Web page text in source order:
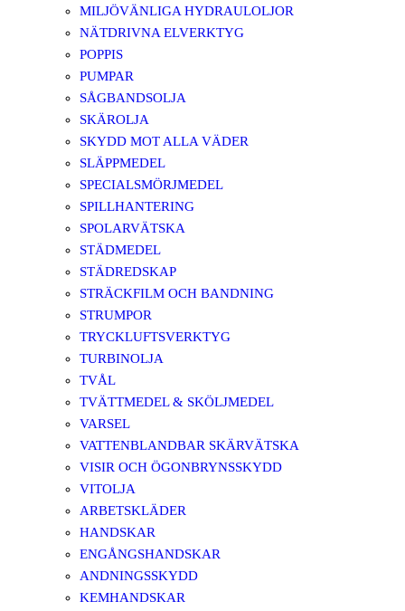
MILJÖVÄNLIGA HYDRAULOLJOR
NÄTDRIVNA ELVERKTYG
POPPIS
PUMPAR
SÅGBANDSOLJA
SKÄROLJA
SKYDD MOT ALLA VÄDER
SLÄPPMEDEL
SPECIALSMÖRJMEDEL
SPILLHANTERING
SPOLARVÄTSKA
STÄDMEDEL
STÄDREDSKAP
STRÄCKFILM OCH BANDNING
STRUMPOR
TRYCKLUFTSVERKTYG
TURBINOLJA
TVÅL
TVÄTTMEDEL & SKÖLJMEDEL
VARSEL
VATTENBLANDBAR SKÄRVÄTSKA
VISIR OCH ÖGONBRYNSSKYDD
VITOLJA
ARBETSKLÄDER
HANDSKAR
ENGÅNGSHANDSKAR
ANDNINGSSKYDD
KEMHANDSKAR